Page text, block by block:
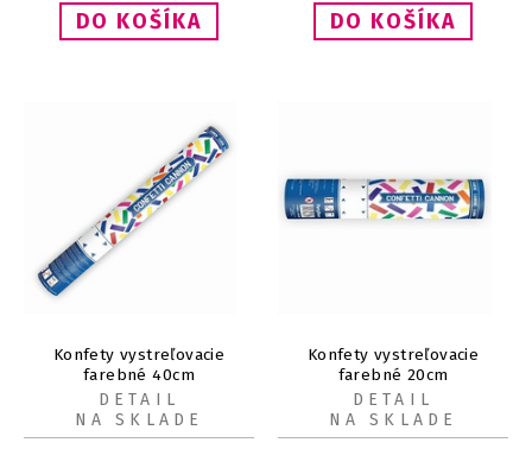
Konfety vystreľovacie
farebné 40cm
DETAIL
NA SKLADE
Konfety vystreľovacie
farebné 20cm
DETAIL
NA SKLADE